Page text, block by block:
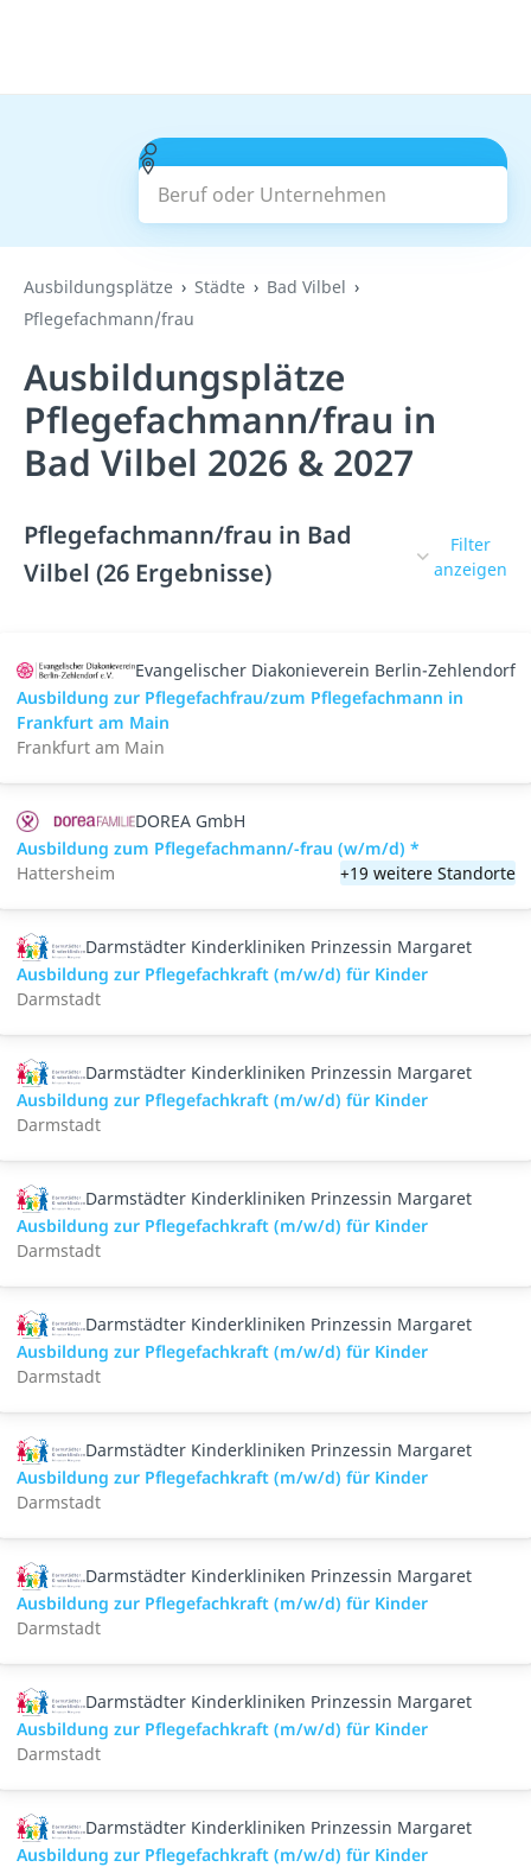
Beruf oder Unternehmen
Suchen
Ausbildungsplätze Städte
Bad Vilbel
Pflegefachmann/frau
Ausbildungsplätze
Pflegefachmann/frau in
Bad Vilbel 2026 & 2027
Pflegefachmann/frau in Bad
Vilbel (26 Ergebnisse)
Filter
anzeigen
Evangelischer Diakonieverein Berlin-Zehlendorf
Ausbildung zur Pflegefachfrau/zum Pflegefachmann in
Frankfurt am Main
Frankfurt am Main
DOREA GmbH
Ausbildung zum Pflegefachmann/-frau (w/m/d) *
Hattersheim
+19 weitere Standorte
Darmstädter Kinderkliniken Prinzessin Margaret
Ausbildung zur Pflegefachkraft (m/w/d) für Kinder
Darmstadt
Darmstädter Kinderkliniken Prinzessin Margaret
Ausbildung zur Pflegefachkraft (m/w/d) für Kinder
Darmstadt
Darmstädter Kinderkliniken Prinzessin Margaret
Ausbildung zur Pflegefachkraft (m/w/d) für Kinder
Darmstadt
Darmstädter Kinderkliniken Prinzessin Margaret
Ausbildung zur Pflegefachkraft (m/w/d) für Kinder
Darmstadt
Darmstädter Kinderkliniken Prinzessin Margaret
Ausbildung zur Pflegefachkraft (m/w/d) für Kinder
Darmstadt
Darmstädter Kinderkliniken Prinzessin Margaret
Ausbildung zur Pflegefachkraft (m/w/d) für Kinder
Darmstadt
Darmstädter Kinderkliniken Prinzessin Margaret
Ausbildung zur Pflegefachkraft (m/w/d) für Kinder
Darmstadt
Darmstädter Kinderkliniken Prinzessin Margaret
Ausbildung zur Pflegefachkraft (m/w/d) für Kinder